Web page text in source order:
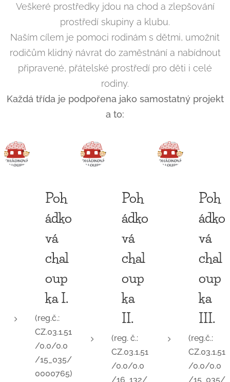
Veškeré prostředky jdou na chod a zlepšování
prostředí skupiny a klubu.
Naším cílem je pomoci rodinám s dětmi, umožnit
rodičům klidný návrat do zaměstnání a nabídnout
připravené, přátelské prostředí pro děti i celé
rodiny.
Každá třída je podpořena jako samostatný projekt
a to:
Poh
ádko
vá
chal
oup
ka I.
(reg.č.:
CZ.03.1.51
/0.0/0.0
/15_035/
0000765)
Poh
ádko
vá
chal
oup
ka
II.
(reg. č.:
CZ.03.1.51
/0.0/0.0
/16_132/
Poh
ádko
vá
chal
oup
ka
III.
(reg.č.:
CZ.03.1.51
/0.0/0.0
/15_035/